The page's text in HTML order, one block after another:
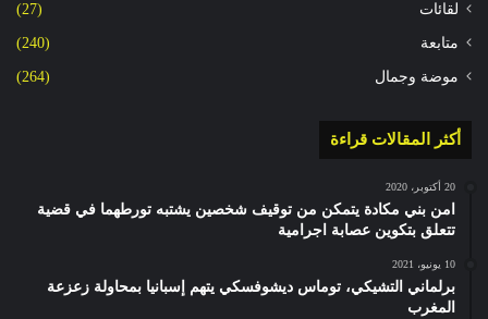
لقائات (27)
متابعة (240)
موضة وجمال (264)
أكثر المقالات قراءة
20 أكتوبر، 2020
امن بني مكادة يتمكن من توقيف شخصين يشتبه تورطهما في قضية
تتعلق بتكوين عصابة اجرامية
10 يونيو، 2021
برلماني التشيكي، توماس ديشوفسكي يتهم إسبانيا بمحاولة زعزعة
المغرب